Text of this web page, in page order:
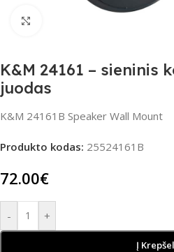
K&M 24161 – sieninis
juodas
K&M 24161B Speaker Wall Mount
Produkto kodas: 25524161B
72.00€
- +
Į